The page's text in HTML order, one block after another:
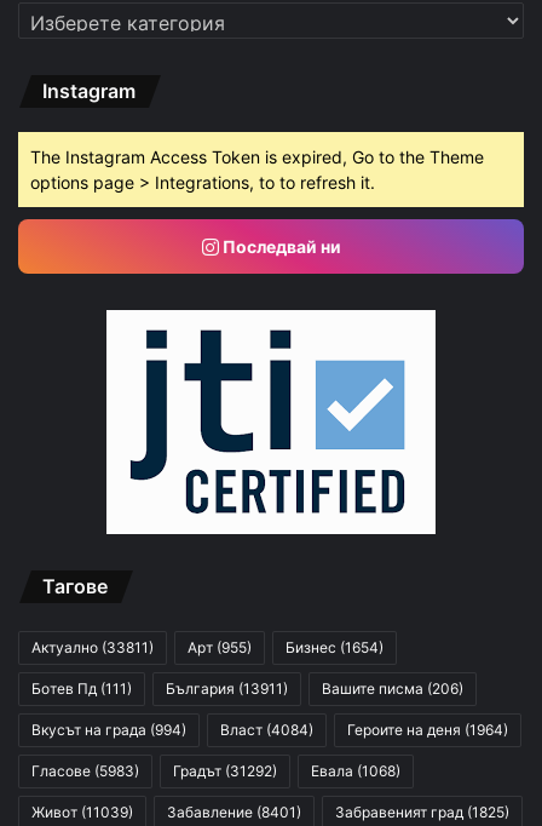
Категории
Instagram
The Instagram Access Token is expired, Go to the Theme
options page > Integrations, to to refresh it.
Последвай ни
Тагове
Актуално (33811) Арт (955) Бизнес (1654)
Ботев Пд (111) България (13911) Вашите писма (206)
Вкусът на града (994) Власт (4084) Героите на деня (1964)
Гласове (5983) Градът (31292) Евала (1068)
Живот (11039) Забавление (8401) Забравеният град (1825)